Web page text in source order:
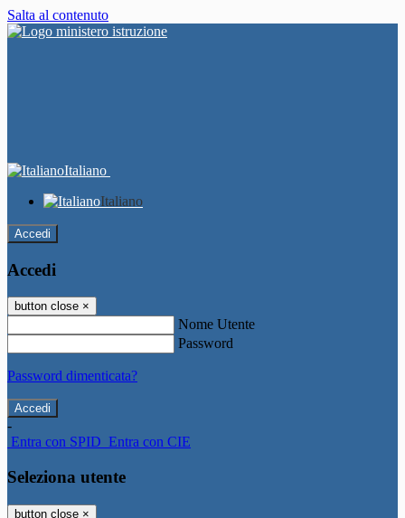
Salta al contenuto
Italiano
Italiano
Accedi
Accedi
button close ×
Nome Utente
Password
Password dimenticata?
-
Entra con SPID Entra con CIE
Seleziona utente
button close ×